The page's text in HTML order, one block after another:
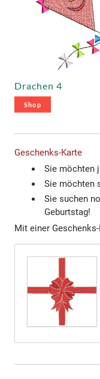
Drachen 4
Shop
Geschenks-Karte
Sie möchten
Sie möchten
Sie suchen
Geburtstag!
Mit einer